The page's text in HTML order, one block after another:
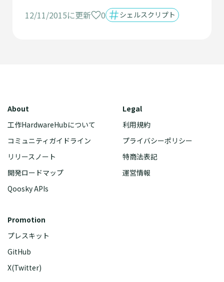
12/11/2015に更新
0 シェルスクリプト
About
工作HardwareHubについて
コミュニティガイドライン
リリースノート
開発ロードマップ
Qoosky APIs
Legal
利用規約
プライバシーポリシー
特商法表記
運営情報
Promotion
プレスキット
GitHub
X(Twitter)